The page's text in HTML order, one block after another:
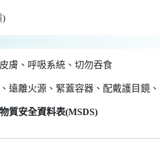
)
膚、呼吸系統、切勿吞食
遠離火源、緊蓋容器、配戴護目鏡
質安全資料表(MSDS)